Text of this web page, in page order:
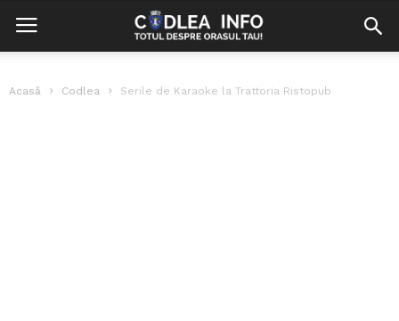
Acasă Codlea Serile de Karaoke la Trattoria Ristopub